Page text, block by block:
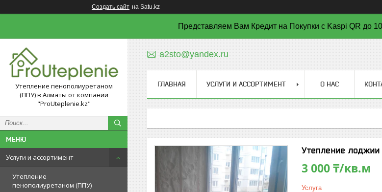
Создать сайт на Satu.kz
Представляем Вам Кредит на Покупки с Kaspi QR до
Утепление пенополиуретаном
(ППУ) в Алматы от компании
"ProUteplenie.kz"
Услуги и ассортимент
Утепление
пенополиуретаном (ППУ)
a2sto@yandex.ru
ГЛАВНАЯ УСЛУГИ И АССОРТИМЕНТ О НАС
Утепление
3 000 ₸/кв.м
Услуга